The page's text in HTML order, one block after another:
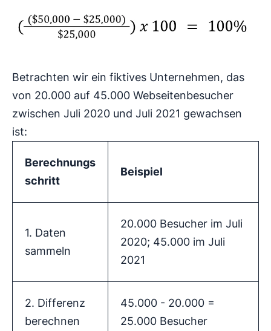
Betrachten wir ein fiktives Unternehmen, das
von 20.000 auf 45.000 Webseitenbesucher
zwischen Juli 2020 und Juli 2021 gewachsen
ist:
Berechnungs
schritt
Beispiel
1. Daten
sammeln
20.000 Besucher im Juli
2020; 45.000 im Juli
2021
2. Differenz
berechnen
45.000 - 20.000 =
25.000 Besucher